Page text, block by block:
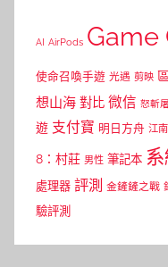
AI AirPods Game
使命召喚手遊 光遇 剪映
想山海 對比 微信 怒斬
遊 支付寶 明日方舟 江
8：村莊 男性 筆記本
處理器 評測 金鏟鏟之戰
驗評測